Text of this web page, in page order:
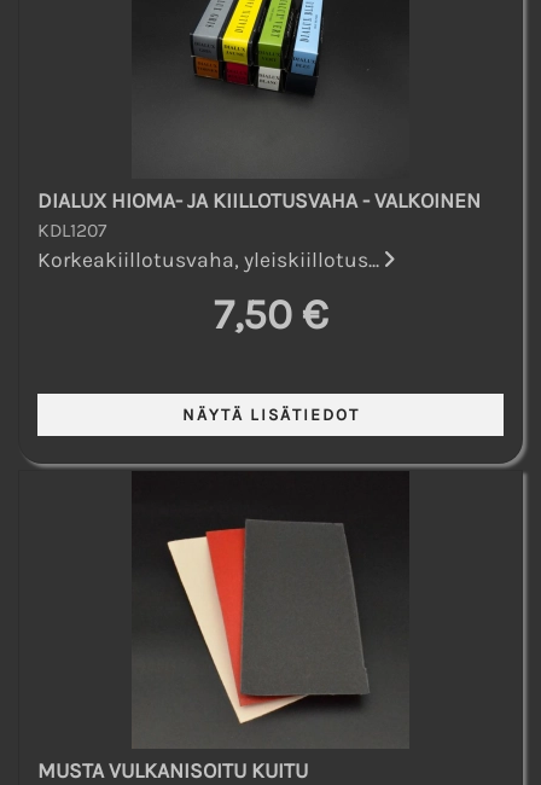
DIALUX HIOMA- JA KIILLOTUSVAHA - VALKOINEN
KDL1207
Korkeakiillotusvaha, yleiskiillotus...
7,50 €
MUSTA VULKANISOITU KUITU